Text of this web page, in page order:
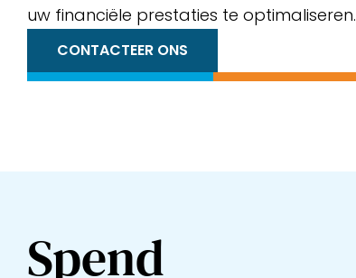
uw financiële prestaties te optimaliseren.
CONTACTEER ONS
Spend